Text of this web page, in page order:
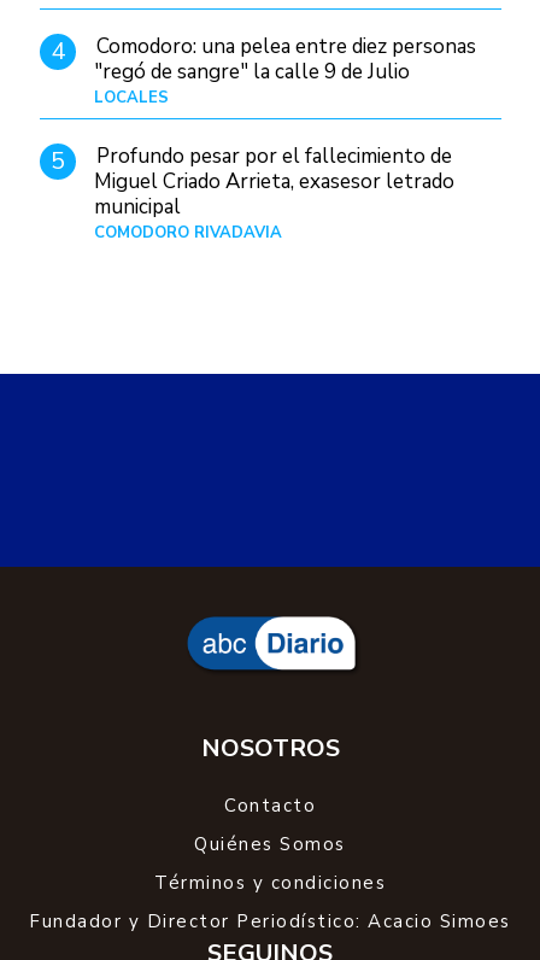
4
Comodoro: una pelea entre diez personas
"regó de sangre" la calle 9 de Julio
LOCALES
5
Profundo pesar por el fallecimiento de
Miguel Criado Arrieta, exasesor letrado
municipal
COMODORO RIVADAVIA
NOSOTROS
Contacto
Quiénes Somos
Términos y condiciones
Fundador y Director Periodístico: Acacio Simoes
SEGUINOS